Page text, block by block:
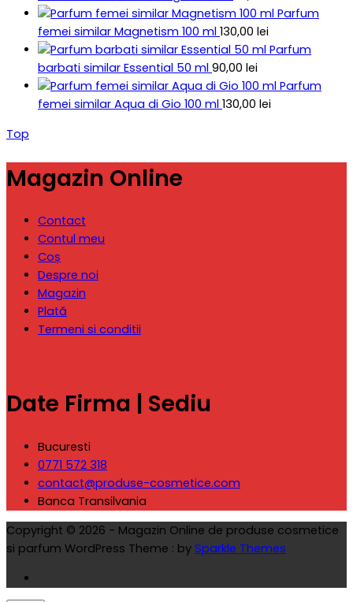
Parfum
femei similar Magnetism 100 ml 130,00 lei
Parfum
barbati similar Essential 50 ml 90,00 lei
Parfum
femei similar Aqua di Gio 100 ml 130,00 lei
Top
Magazin Online
Contact
Contul meu
Coș
Despre noi
Magazin
Plată
Termeni si conditii
Date Firma | Sediu
Bucuresti
0771 572 318
contact@produse-cosmetice.com
Banca Transilvania
Copyright © 2026 - Magazin Online de produse cosmetice
si parfum WordPress Theme : by Sparkle Themes